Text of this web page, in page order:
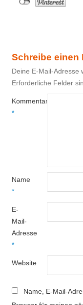
Schreibe einen
Deine E-Mail-Adresse
Erforderliche Felder
Kommentar
*
Name
*
E-
Mail-
Adresse
*
Website
Name, E-Mail-